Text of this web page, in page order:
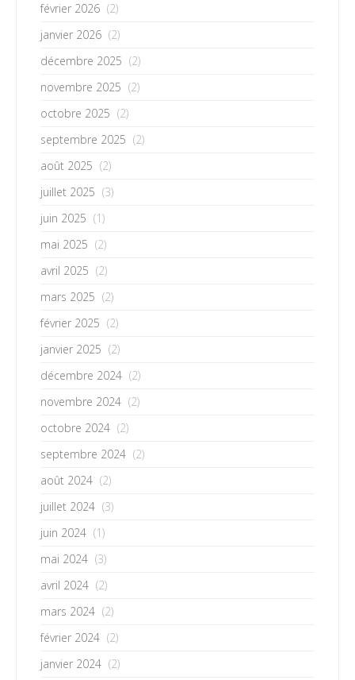
février 2026 (2)
janvier 2026 (2)
décembre 2025 (2)
novembre 2025 (2)
octobre 2025 (2)
septembre 2025 (2)
août 2025 (2)
juillet 2025 (3)
juin 2025 (1)
mai 2025 (2)
avril 2025 (2)
mars 2025 (2)
février 2025 (2)
janvier 2025 (2)
décembre 2024 (2)
novembre 2024 (2)
octobre 2024 (2)
septembre 2024 (2)
août 2024 (2)
juillet 2024 (3)
juin 2024 (1)
mai 2024 (3)
avril 2024 (2)
mars 2024 (2)
février 2024 (2)
janvier 2024 (2)